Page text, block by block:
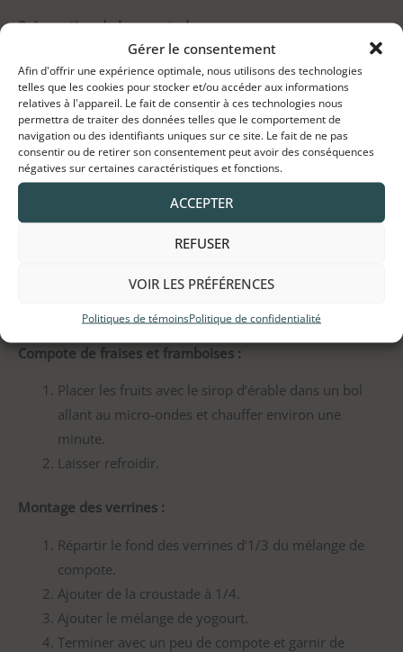
Gérer le consentement
Afin d'offrir une expérience optimale, nous utilisons des technologies
telles que les cookies pour stocker et/ou accéder aux informations
relatives à l'appareil. Le fait de consentir à ces technologies nous
permettra de traiter des données telles que le comportement de
navigation ou des identifiants uniques sur ce site. Le fait de ne pas
consentir ou de retirer son consentement peut avoir des conséquences
négatives sur certaines caractéristiques et fonctions.
ACCEPTER
REFUSER
VOIR LES PRÉFÉRENCES
Politiques de témoinsPolitique de confidentialité
Préparation de la croustade :
Mélanger tous les ingrédients secs et ajouter le
beurre, jusqu’à consistance granuleuse.
Répartir le mélange avec les doigts sur une plaque à
biscuits et presser légèrement.
Cuire au four environ 10 min jusqu’à ce que le
mélange soit doré.
Mélange de yogourt et fromage :
Dans un bol, mélanger tous les ingrédients et fouetter
jusqu’à consistance crémeuse.
Compote de fraises et framboises :
Placer les fruits avec le sirop d’érable dans un bol
allant au micro-ondes et chauffer environ une
minute.
Laisser refroidir.
Montage des verrines :
Répartir le fond des verrines d’1/3 du mélange de
compote.
Ajouter de la croustade à 1/4.
Ajouter le mélange de yogourt.
Terminer avec un peu de compote et garnir de